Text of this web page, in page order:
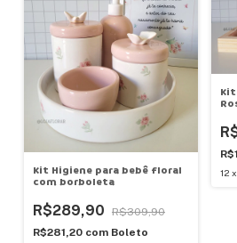
Kit Higiene para bebê floral
com borboleta
R$289,90
R$309,90
R$281,20 com Boleto
12